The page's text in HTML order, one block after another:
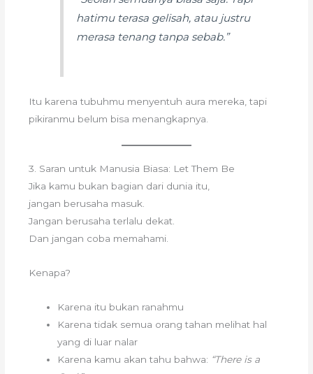
hatimu terasa gelisah, atau justru
merasa tenang tanpa sebab.”
Itu karena tubuhmu menyentuh aura mereka, tapi
pikiranmu belum bisa menangkapnya.
3. Saran untuk Manusia Biasa: Let Them Be
Jika kamu bukan bagian dari dunia itu,
jangan berusaha masuk.
Jangan berusaha terlalu dekat.
Dan jangan coba memahami.
Kenapa?
Karena itu bukan ranahmu
Karena tidak semua orang tahan melihat hal
yang di luar nalar
Karena kamu akan tahu bahwa: “There is a